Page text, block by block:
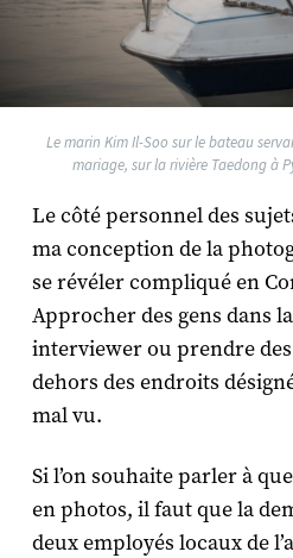
Le marin Kim Il-Soo sur le bateau
mariage, sur la rivière Taedong à
Le côté personnel des
ma conception de la
se révéler compliqué en
Approcher des gens dans
interviewer ou prendre
dehors des endroits
mal vu.
Si l’on souhaite parler à
en photos, il faut que la
deux employés locaux de